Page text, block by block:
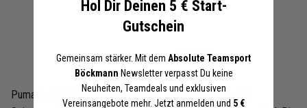
In den Warenkorb legen
BESCHREIBUNG DETAILS
Puma Fußball teamGLORY Torwart Trikot für Herren. Für
Marke:
Puma
Hol Dir Deinen 5 € Start-
Gutschein
Gemeinsam stärker. Mit dem Absolute Teamsport
Böckmann Newsletter verpasst Du keine
Neuheiten, Teamdeals und exklusiven
Vereinsangebote mehr. Jetzt anmelden und 5 €